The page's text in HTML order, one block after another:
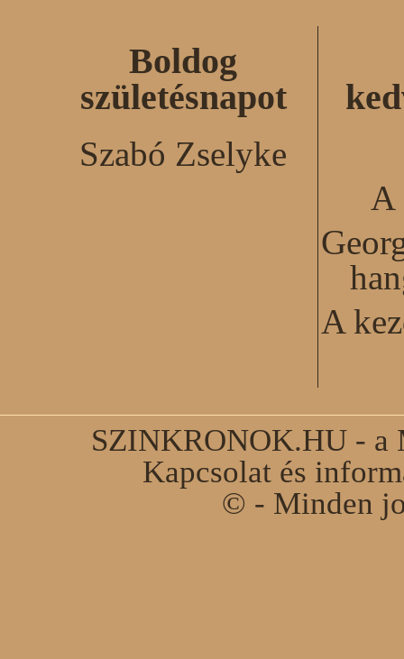
Boldog
születésnapot
Szabó Zselyke
A
A
SZINKRONOK.HU - a
Kapcsolat és
© - Minden